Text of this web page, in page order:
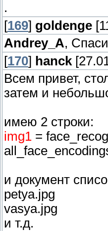
.
[169] goldenge
Andrey_A,
[170] hanck
Всем привет,
затем и
имею 2 строки:
img1 =
и документ
petya.jpg
vasya.jpg
и т.д.